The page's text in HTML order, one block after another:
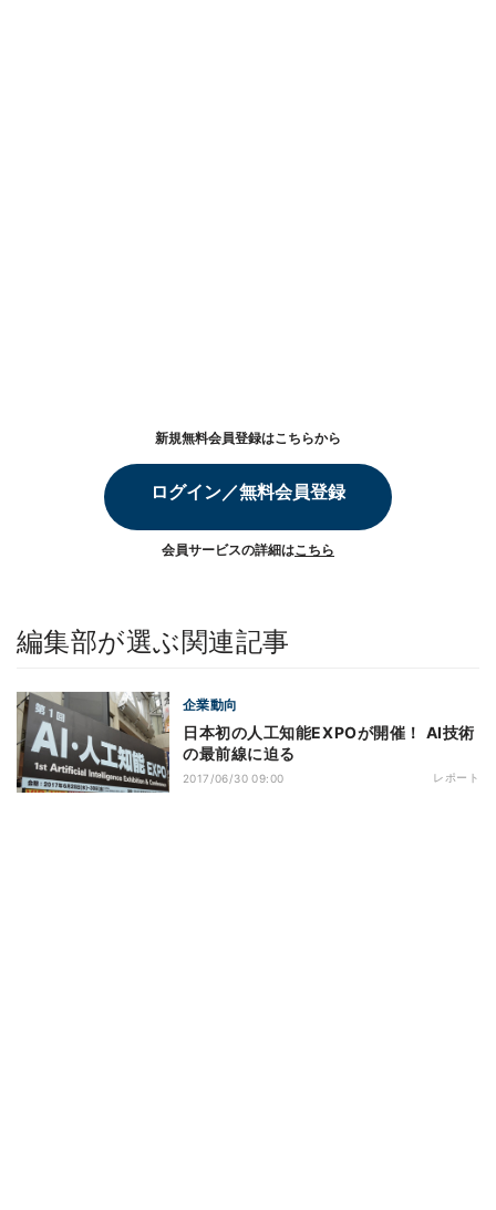
新規無料会員登録はこちらから
ログイン／無料会員登録
会員サービスの詳細はこちら
編集部が選ぶ関連記事
企業動向
日本初の人工知能EXPOが開催！ AI技術
の最前線に迫る
2017/06/30 09:00 レポート